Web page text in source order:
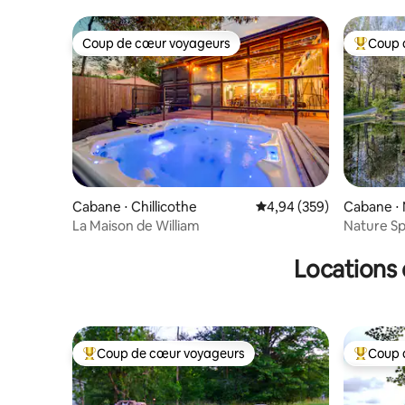
Coup de cœur voyageurs
Coup de cœur voyageurs
Cabane ⋅ Chillicothe Évaluation moyenne
4,94 (359)
La Maison de William
Coups
Coup
Cabane
Nature
Locations
Coups de cœur voyageurs les plus appréciés
Coup de cœur voyageurs Coups
Coup